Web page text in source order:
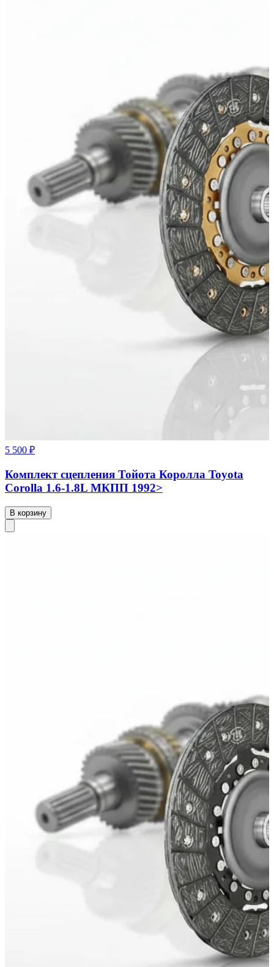
5 500 ₽
Комплект сцепления Тойота Королла Toyota
Corolla 1.6-1.8L МКПП 1992>
В корзину